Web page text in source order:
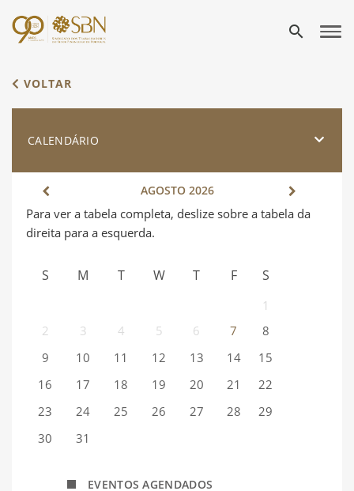
search
VOLTAR
CALENDÁRIO
AGOSTO 2026
S M T W T F S
1
2
3 4 5 6 7
8
9
10 11 12 13 14
15
16
17 18 19 20 21
22
23
24 25 26 27 28
29
30
31
EVENTOS AGENDADOS